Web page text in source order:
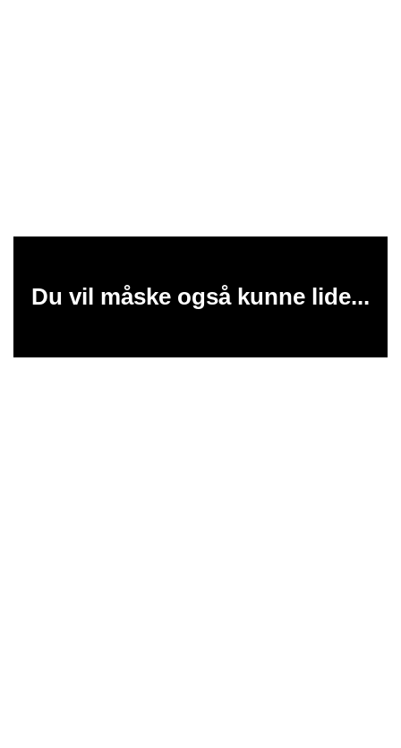
Du vil måske også kunne lide...